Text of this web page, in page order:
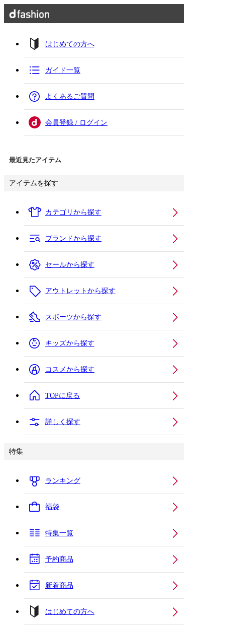
はじめての方へ
ガイド一覧
よくあるご質問
会員登録 / ログイン
最近見たアイテム
アイテムを探す
カテゴリから探す
ブランドから探す
セールから探す
アウトレットから探す
スポーツから探す
キッズから探す
コスメから探す
TOPに戻る
詳しく探す
特集
ランキング
福袋
特集一覧
予約商品
新着商品
はじめての方へ